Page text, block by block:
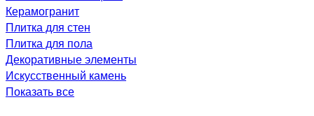
Керамогранит
Плитка для стен
Плитка для пола
Декоративные элементы
Искусственный камень
Показать все